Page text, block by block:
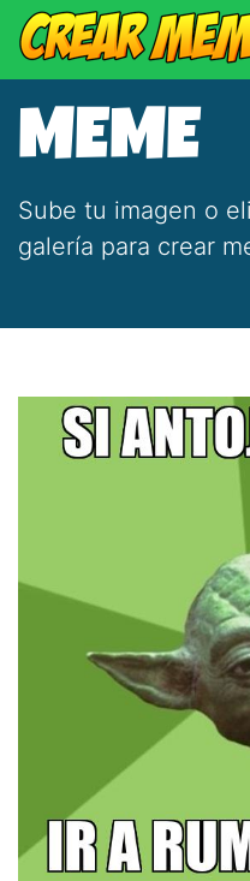
MEME
Sube tu imagen o
galería para crear